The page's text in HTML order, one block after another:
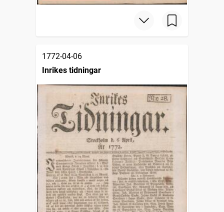
1772-04-06
Inrikes tidningar